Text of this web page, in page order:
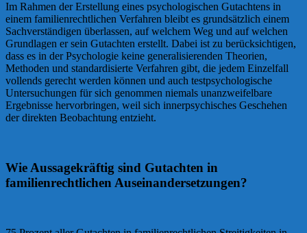
Im Rahmen der Erstellung eines psychologischen Gutachtens in
einem familienrechtlichen Verfahren bleibt es grundsätzlich einem
Sachverständigen überlassen, auf welchem Weg und auf welchen
Grundlagen er sein Gutachten erstellt. Dabei ist zu berücksichtigen,
dass es in der Psychologie keine generalisierenden Theorien,
Methoden und standardisierte Verfahren gibt, die jedem Einzelfall
vollends gerecht werden können und auch testpsychologische
Untersuchungen für sich genommen niemals unanzweifelbare
Ergebnisse hervorbringen, weil sich innerpsychisches Geschehen
der direkten Beobachtung entzieht.
Wie Aussagekräftig sind Gutachten in
familienrechtlichen Auseinandersetzungen?